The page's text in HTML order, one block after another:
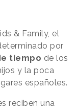
& Family, el
por
tiempo de los
y la poca
españoles.
reciben una